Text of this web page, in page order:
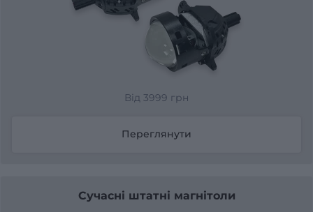
Від 3999 грн
Переглянути
Сучасні штатні магнітоли